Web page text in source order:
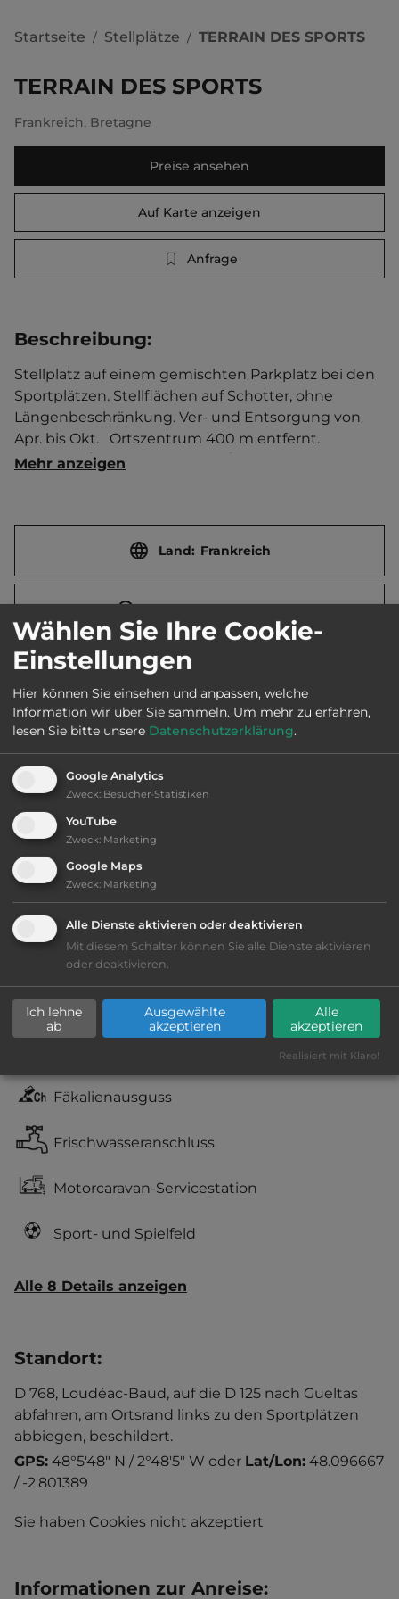
Startseite / Stellplätze / TERRAIN DES SPORTS
TERRAIN DES SPORTS
Frankreich, Bretagne
Preise ansehen
Auf Karte anzeigen
Anfrage
Beschreibung:
Stellplatz auf einem gemischten Parkplatz bei den
Sportplätzen. Stellflächen auf Schotter, ohne
Längenbeschränkung. Ver- und Entsorgung von
Apr. bis Okt.   Ortszentrum 400 m entfernt.
Touristen-/Dauerstellplätze 10/0.
Mehr anzeigen
Land: Frankreich
Stadt: 56920 Gueltas
Straße: Cite des Ecureuils
E-Mail: tourisme@pontivycommunaute.com
Öffnungszeiten:
Ausstattung:
Geräuschkulisse: überwiegend ruhig
kiesig, harter Grund
Fäkalienausguss
Frischwasseranschluss
Motorcaravan-Servicestation
Sport- und Spielfeld
Alle 8 Details anzeigen
Standort:
D 768, Loudéac-Baud, auf die D 125 nach Gueltas
abfahren, am Ortsrand links zu den Sportplätzen
abbiegen, beschildert.
GPS: 48°5'48" N / 2°48'5" W oder Lat/Lon: 48.096667
/ -2.801389
Sie haben Cookies nicht akzeptiert
Informationen zur Anreise:
Wählen Sie Ihre Cookie-
Einstellungen
Hier können Sie einsehen und anpassen, welche
Information wir über Sie sammeln. Um mehr zu erfahren,
lesen Sie bitte unsere Datenschutzerklärung.
Google Analytics
Zweck: Besucher-Statistiken
YouTube
Zweck: Marketing
Google Maps
Zweck: Marketing
Alle Dienste aktivieren oder deaktivieren
Mit diesem Schalter können Sie alle Dienste aktivieren
oder deaktivieren.
Ich lehne
ab
Ausgewählte
akzeptieren
Alle
akzeptieren
Realisiert mit Klaro!